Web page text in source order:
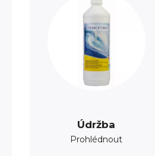
Údržba
Prohlédnout